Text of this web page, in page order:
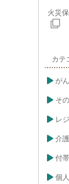
火災
カテ
が
そ
レ
介
付
個